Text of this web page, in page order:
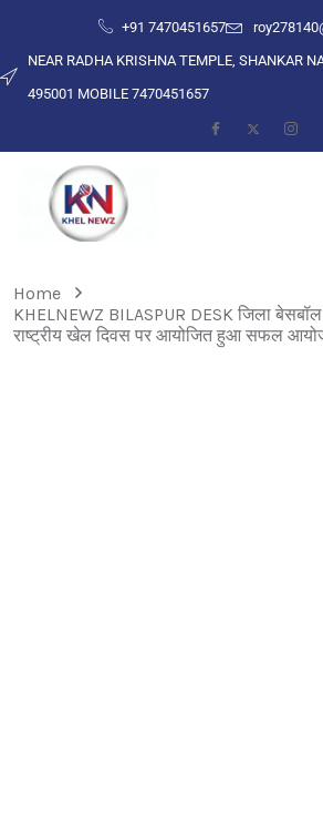
+91 7470451657
NEAR RADHA KRISHNA TEMPLE, SHANKAR
495001 MOBILE 7470451657
Home
KHELNEWZ BILASPUR DESK जिला
राष्ट्रीय खेल दिवस पर आयोजित हुआ सफल